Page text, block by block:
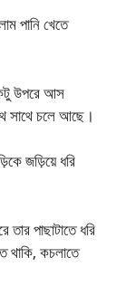
পানি খেতে
উপরে আস
সাথে চলে আছে।
জড়িয়ে ধরি
পাছাটাতে ধরি
থাকি, কচলাতে